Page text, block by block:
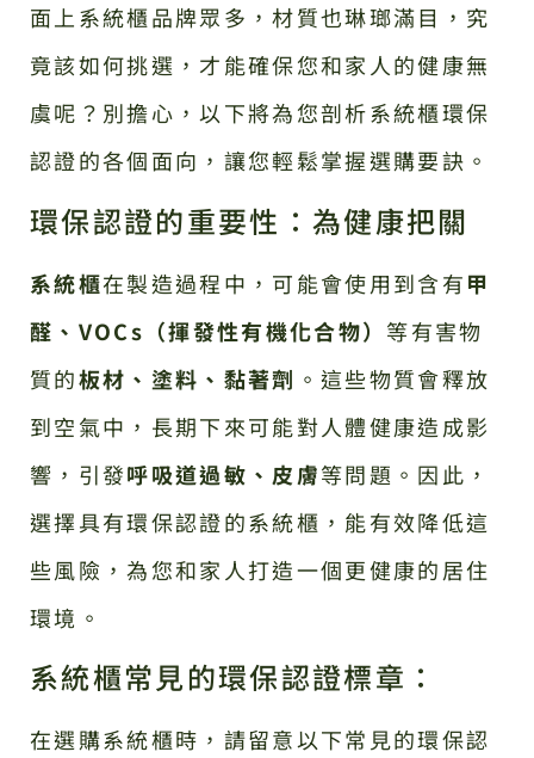
面上系統櫃品牌眾多，材質也琳瑯滿目，究
竟該如何挑選，才能確保您和家人的健康無
虞呢？別擔心，以下將為您剖析系統櫃環保
認證的各個面向，讓您輕鬆掌握選購要訣。
環保認證的重要性：為健康把關
系統櫃在製造過程中，可能會使用到含有甲
醛、VOCs（揮發性有機化合物） 等有害物
質的板材、塗料、黏著劑 。這些物質會釋放
到空氣中，長期下來可能對人體健康造成影
響，引發呼吸道過敏、皮膚等問題。因此，
選擇具有環保認證的系統櫃，能有效降低這
些風險，為您和家人打造一個更健康的居住
環境。
系統櫃常見的環保認證標章：
在選購系統櫃時，請留意以下常見的環保認